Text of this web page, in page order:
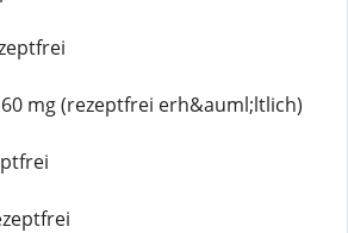
mg (rezeptfrei erh&auml;ltlich)